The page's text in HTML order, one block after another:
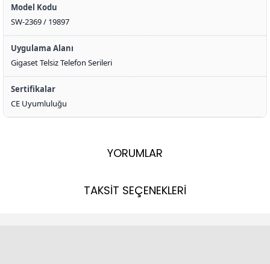
Model Kodu
SW-2369 / 19897
Uygulama Alanı
Gigaset Telsiz Telefon Serileri
Sertifikalar
CE Uyumluluğu
YORUMLAR
TAKSİT SEÇENEKLERİ